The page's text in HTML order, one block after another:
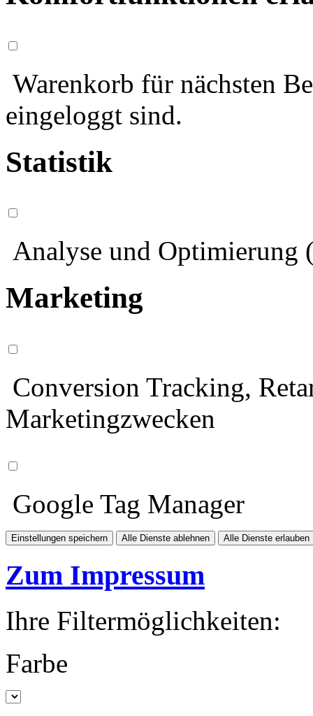
Warenkorb für nächsten
eingeloggt sind.
Statistik
Analyse und Optimierung
Marketing
Conversion Tracking,
Marketingzwecken
Google Tag Manager
Einstellungen speichern Alle Dienste ablehnen Alle Dienste erlauben
Zum Impressum
Ihre Filtermöglichkeiten:
Farbe